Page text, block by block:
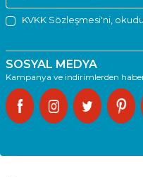
KVKK Sözleşmesi'ni ,
SOSYAL MEDYA
Kampanya ve indirimlerden